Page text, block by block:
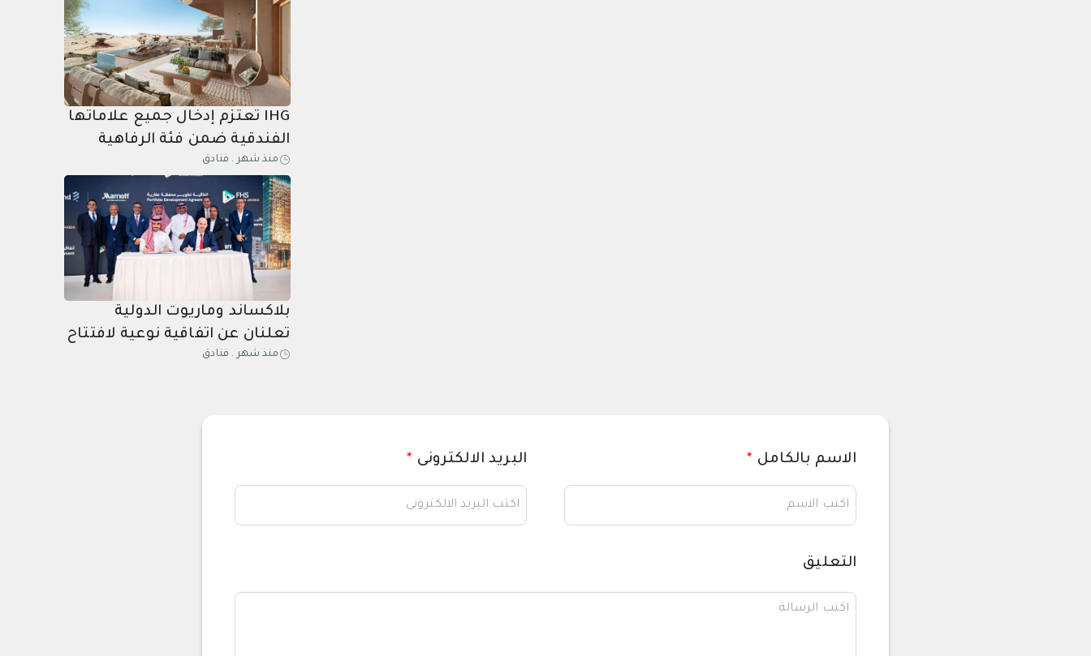
IHG تعتزم إدخال جميع علاماتها
الفندقية ضمن فئة الرفاهية
وأسلوب الحياة إلى المملكة
العربية السعودية بحلول عام
2028
منذ شهر . فنادق
بلاكساند وماريوت الدولية
تعلنان عن اتفاقية نوعية لافتتاح
10 فنادق في المملكة العربية
منذ شهر . فنادق
الاسم بالكامل * البريد الالكترونى *
التعليق